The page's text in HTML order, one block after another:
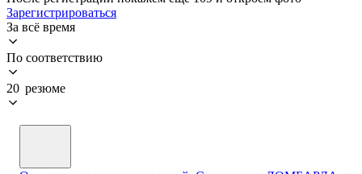
Зарегистрироваться
За всё время
По соответствию
20 резюме